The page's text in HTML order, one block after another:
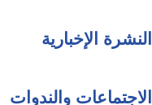
النشرة الإخبارية
الاجتماعات والندوات